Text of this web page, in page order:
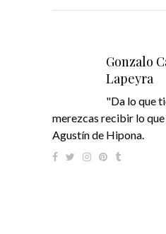
Gonzalo
Lapeyra
"Da lo que
merezcas recibir lo
Agustín de Hipona.